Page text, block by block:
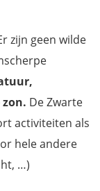
zijn geen wilde
De Zwarte
activiteiten als
hele andere
…)